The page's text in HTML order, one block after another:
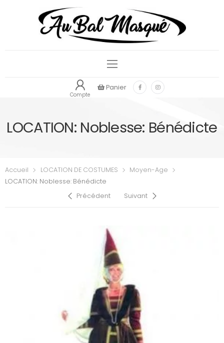
Compte
Panier
LOCATION: Noblesse: Bénédicte
Accueil LOCATION DE COSTUMES
Moyen-Age
LOCATION: Noblesse: Bénédicte
Précédent
Suivant